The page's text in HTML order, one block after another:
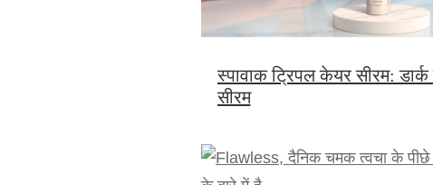
स्पावाक ट्रिपल केयर सीरम:
सीरम